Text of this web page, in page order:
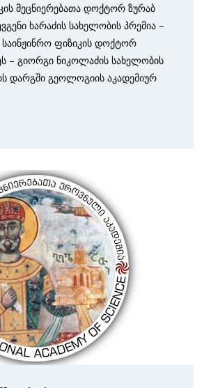
მეცნიერებათა დოქტორ ზურაბ
ხარაძის სახელობის პრემია –
საინჟინრო ფიზიკის დოქტორ
– გიორგი ნიკოლაძის სახელობის
დარგში გეოლოგიის აკადემიურ